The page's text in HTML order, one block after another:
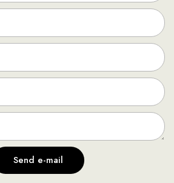
Send e-mail